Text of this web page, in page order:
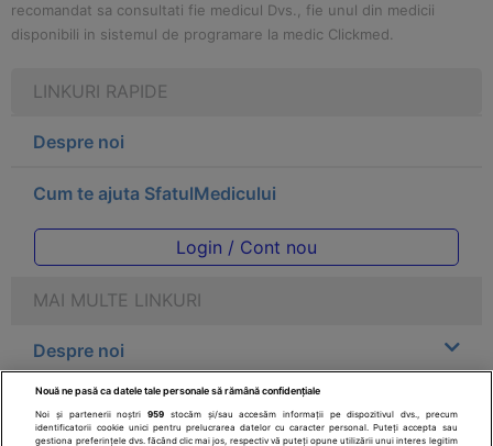
recomandat sa consultati fie medicul Dvs., fie unul din medicii
disponibili in sistemul de programare la medic Clickmed.
LINKURI RAPIDE
Despre noi
Cum te ajuta SfatulMedicului
Login / Cont nou
MAI MULTE LINKURI
Despre noi
Legal
Nouă ne pasă ca datele tale personale să rămână confidențiale
Noi și partenerii noștri959 stocăm și/sau accesăm informații pe dispozitivul dvs., precum
identificatorii cookie unici pentru prelucrarea datelor cu caracter personal. Puteți accepta sau
gestiona preferințele dvs. făcând clic mai jos, respectiv vă puteți opune utilizării unui interes legitim